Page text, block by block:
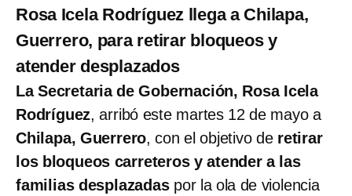
Rosa Icela Rodríguez llega a Chilapa,
Guerrero, para retirar bloqueos y
atender desplazados
La Secretaria de Gobernación, Rosa Icela
Rodríguez, arribó este martes 12 de mayo a
Chilapa, Guerrero, con el objetivo deretirar
los bloqueos carreteros y atender a las
familias desplazadas por la ola de violencia